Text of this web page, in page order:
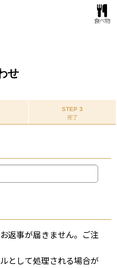
食べ物
せ
STEP 3
完了
返事が届きません。ご注
として処理される場合が